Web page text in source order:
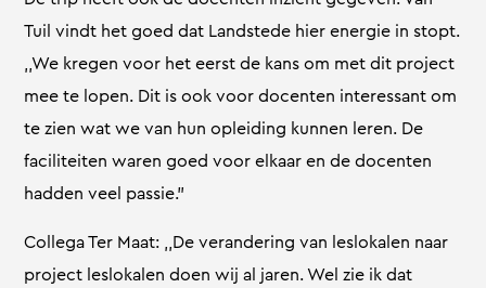
Tuil vindt het goed dat Landstede hier energie in stopt.
,,We kregen voor het eerst de kans om met dit project
mee te lopen. Dit is ook voor docenten interessant om
te zien wat we van hun opleiding kunnen leren. De
faciliteiten waren goed voor elkaar en de docenten
hadden veel passie.”
Collega Ter Maat: ,,De verandering van leslokalen naar
project leslokalen doen wij al jaren. Wel zie ik dat